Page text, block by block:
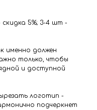
5%; 3-4 шт -
именно должен
только, чтобы
и доступной
логотип -
подчеркнет